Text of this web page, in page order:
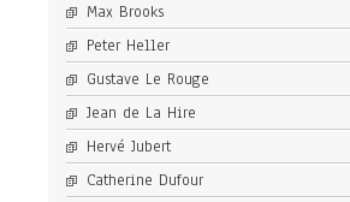
Max Brooks
Peter Heller
Gustave Le Rouge
Jean de La Hire
Hervé Jubert
Catherine Dufour